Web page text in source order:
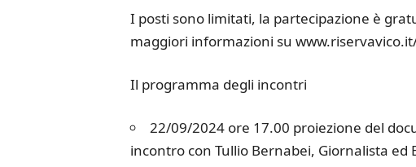
I posti sono limitati, la partecipazione è
maggiori informazioni su
Il programma degli incontri
22/09/2024 ore 17.00 proiezione del
incontro con Tullio Bernabei, Giornalista ed